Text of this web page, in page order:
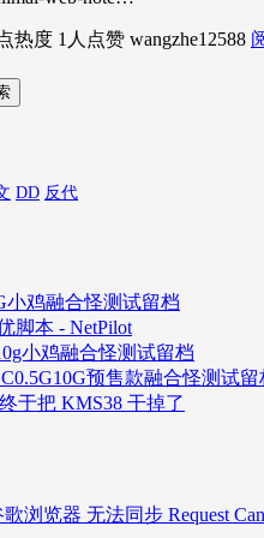
热度 1人点赞 wangzhe12588
DD 反代
小鸡融合怪测试留档
脚本 - NetPilot
小鸡融合怪测试留档
预售款融合怪测试留
于把 KMS38 干掉了
浏览器 无法同步 Request